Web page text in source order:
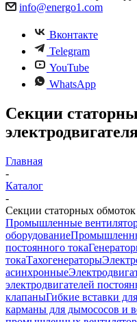
info@energo1.com
Вконтакте
Telegram
YouTube
WhatsApp
Секции
Главная
-
Каталог
-
Секции статорных обмоток
Промышленные
оборудование
постоянного тока
токаТахогенераторы
асинхронные
электродвигателей
клапаныГибкие вставки
карманы для дымососов и